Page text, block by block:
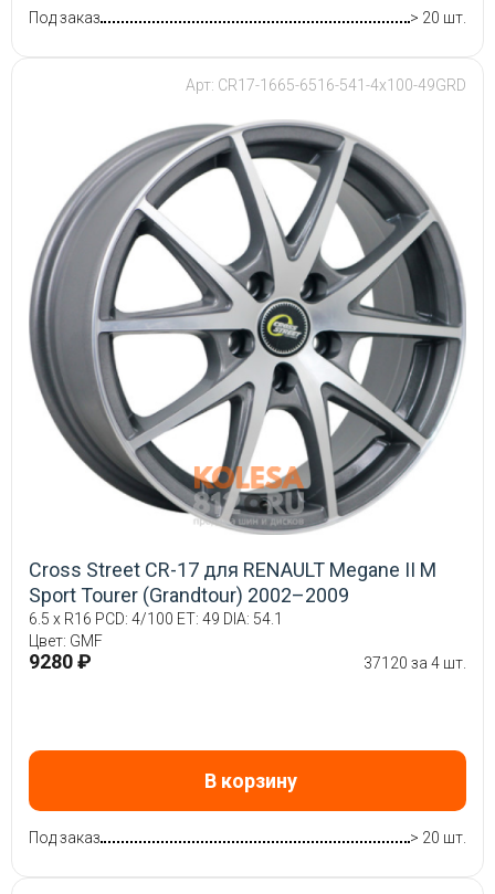
Под заказ > 20 шт.
Арт: CR17-1665-6516-541-4x100-49GRD
Cross Street CR-17 для RENAULT Megane II М
Sport Tourer (Grandtour) 2002–2009
6.5 x R16 PCD: 4/100 ET: 49 DIA: 54.1
Цвет: GMF
9280 ₽ 37120 за 4 шт.
В корзину
Под заказ > 20 шт.